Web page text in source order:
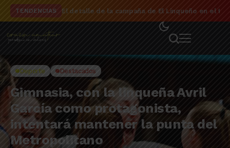
TENDENCIAS El detalle de la campaña de El Linqueño en el
Deporte Destacados
Gimnasia, con la linqueña Avril
García como protagonista,
intentará mantener la punta del
Metropolitano